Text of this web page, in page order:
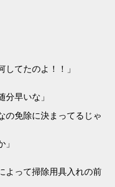
てたのよ！！」
早いな」
の免除に決まってるじゃ
よって掃除用具入れの前